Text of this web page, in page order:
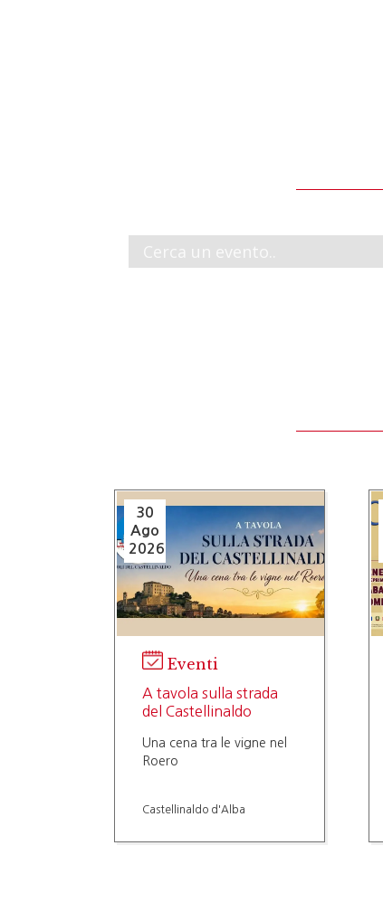
30
Ago
2026
Eventi
A tavola sulla strada
del Castellinaldo
Una cena tra le vigne nel
Roero
Castellinaldo d'Alba